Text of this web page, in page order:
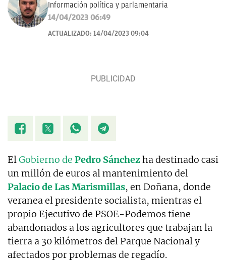
Información política y parlamentaria
14/04/2023 06:49
ACTUALIZADO: 14/04/2023 09:04
ElGobierno de Pedro Sánchezha destinado casi
un millón de euros al mantenimiento del
Palacio de Las Marismillas, en Doñana, donde
veranea el presidente socialista, mientras el
propio Ejecutivo de PSOE-Podemos tiene
abandonados a los agricultores que trabajan la
tierra a 30 kilómetros del Parque Nacional y
afectados por problemas de regadío.